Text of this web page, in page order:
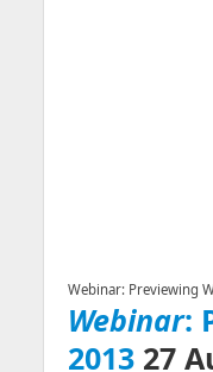
Webinar: Previewing
Webinar:
201327